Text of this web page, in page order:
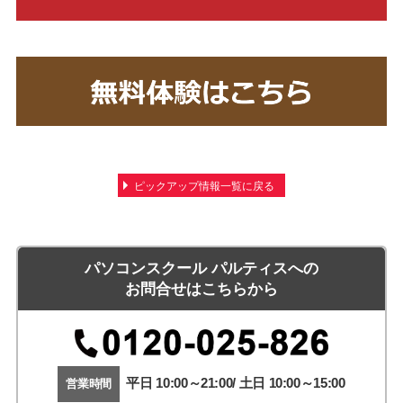
ピックアップ情報一覧に戻る
パソコンスクール パルティスへの
お問合せはこちらから
営業時間 平日 10:00～21:00/ 土日 10:00～15:00